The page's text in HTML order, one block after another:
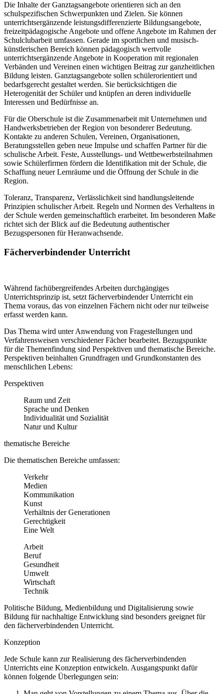
Die Inhalte der Ganztagsangebote orientieren sich an den
schulspezifischen Schwerpunkten und Zielen. Sie können
unterrichtsergänzende leistungsdifferenzierte Bildungsangebote,
freizeitpädagogische Angebote und offene Angebote im Rahmen der
Schulclubarbeit umfassen. Gerade im sportlichen und musisch-
künstlerischen Bereich können pädagogisch wertvolle
unterrichtsergänzende Angebote in Kooperation mit regionalen
Verbänden und Vereinen einen wichtigen Beitrag zur ganzheitlichen
Bildung leisten. Ganztagsangebote sollen schülerorientiert und
bedarfsgerecht gestaltet werden. Sie berücksichtigen die
Heterogenität der Schüler und knüpfen an deren individuelle
Interessen und Bedürfnisse an.
Für die Oberschule ist die Zusammenarbeit mit Unternehmen und
Handwerksbetrieben der Region von besonderer Bedeutung.
Kontakte zu anderen Schulen, Vereinen, Organisationen,
Beratungsstellen geben neue Impulse und schaffen Partner für die
schulische Arbeit. Feste, Ausstellungs- und Wettbewerbsteilnahmen
sowie Schülerfirmen fördern die Identifikation mit der Schule, die
Schaffung neuer Lernräume und die Öffnung der Schule in die
Region.
Toleranz, Transparenz, Verlässlichkeit sind handlungsleitende
Prinzipien schulischer Arbeit. Regeln und Normen des Verhaltens in
der Schule werden gemeinschaftlich erarbeitet. Im besonderen Maße
richtet sich der Blick auf die Bedeutung authentischer
Bezugspersonen für Heranwachsende.
Fächerverbindender Unterricht
Während fachübergreifendes Arbeiten durchgängiges
Unterrichtsprinzip ist, setzt fächerverbindender Unterricht ein
Thema voraus, das von einzelnen Fächern nicht oder nur teilweise
erfasst werden kann.
Das Thema wird unter Anwendung von Fragestellungen und
Verfahrensweisen verschiedener Fächer bearbeitet. Bezugspunkte
für die Themenfindung sind Perspektiven und thematische Bereiche.
Perspektiven beinhalten Grundfragen und Grundkonstanten des
menschlichen Lebens:
Perspektiven
Raum und Zeit
Sprache und Denken
Individualität und Sozialität
Natur und Kultur
thematische Bereiche
Die thematischen Bereiche umfassen:
Verkehr
Medien
Kommunikation
Kunst
Verhältnis der Generationen
Gerechtigkeit
Eine Welt
Arbeit
Beruf
Gesundheit
Umwelt
Wirtschaft
Technik
Politische Bildung, Medienbildung und Digitalisierung sowie
Bildung für nachhaltige Entwicklung sind besonders geeignet für
den fächerverbindenden Unterricht.
Konzeption
Jede Schule kann zur Realisierung des fächerverbindenden
Unterrichts eine Konzeption entwickeln. Ausgangspunkt dafür
können folgende Überlegungen sein: